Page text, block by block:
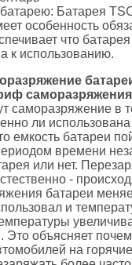
Батарея
особенность
что
к использованию.
саморазряжение в
ли
емкость батареи
времени
или нет.
-
батареи
и
Это объясняет
на